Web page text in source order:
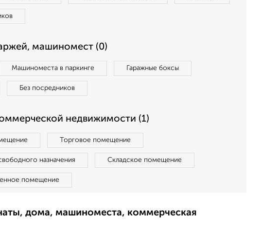
машиномест (0)
Машиноместа в паркинге Гаражные боксы
Без посредников
недвижимости (1)
Торговое помещение
назначения Складское помещение
помещение
дома, машиноместа, коммерческая